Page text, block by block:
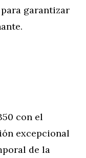
garantizar
con el
excepcional
de la